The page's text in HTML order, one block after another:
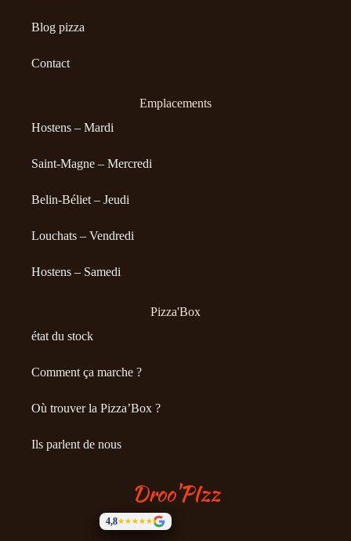
Blog pizza
Contact
Emplacements
Hostens – Mardi
Saint-Magne – Mercredi
Belin-Béliet – Jeudi
Louchats – Vendredi
Hostens – Samedi
Pizza'Box
état du stock
Comment ça marche ?
Où trouver la Pizza’Box ?
Ils parlent de nous
Droo'PIzz
4,8★★★★★